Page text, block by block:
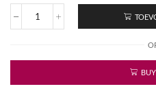
Silk
Texture